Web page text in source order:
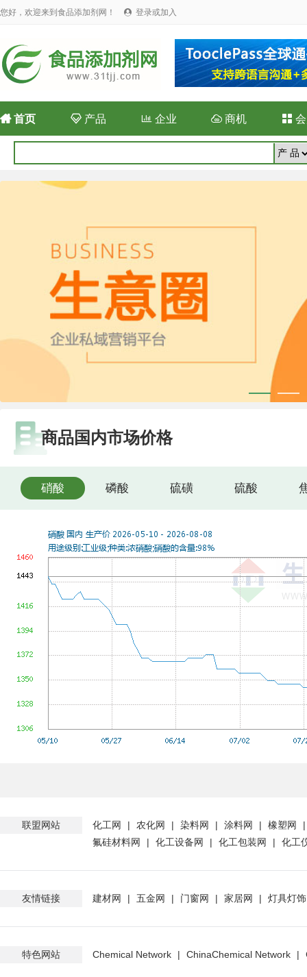
您好，欢迎来到食品添加剂网！  登录或加入
首页 产品 企业  商机 
商品国内市场价格
硝酸 磷酸 硫磺 硫酸
联盟网站 化工网 | 农化网 | 染料网 | 涂料网 | 橡塑网
氟硅材料网
| 化工设备网 | 化工包装网 | 化工
友情链接 建材网 | 五金网 | 门窗网 | 家居网 | 灯具灯
特色网站 Chemical Network | ChinaChemical Network |